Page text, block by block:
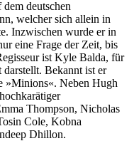
deutschen
welcher sich allein in
Inzwischen wurde er in
eine Frage der Zeit, bis
ist Kyle Balda, für
Bekannt ist er
»Minions«. Neben Hugh
Thompson, Nicholas
Cole, Kobna
Dhillon.